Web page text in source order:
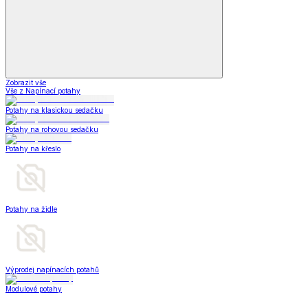
Zobrazit vše
Vše z Napínací potahy
Potahy na klasickou sedačku
Potahy na rohovou sedačku
Potahy na křeslo
Potahy na židle
Výprodej napínacích potahů
Modulové potahy